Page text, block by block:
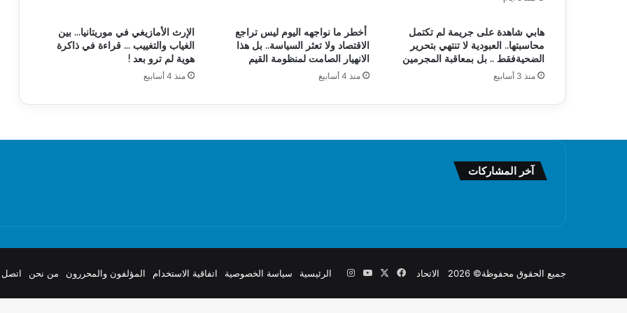
هابي شاهدة على جريمة لم تكتمل
محاسبتها.. العبودية لا تنتهي بتحرير
الضحيةفقط .. بل بمعاقبة المجرمين
منذ 3 أسابيع
أخطر ما نواجهه اليوم ليس تراجع
الاقتصاد ولا تعثر السياسة.. بل هذا
الانهيار الصامت لمنظومة القيم
منذ 4 أسابيع
الإرث الأمازيغي في موريتانيا… بين
الغياب والتغييب … قراءة في ذاكرة
هوية لم ترو بعد !
منذ 4 أسابيع
آخر المشاركات
جميع الحقوق محفوظة© 2026 الاتحاد الرئيسية سياسة الخصوصية اتفاقية الاستخدام المؤلفون والمحررون من نحن اتصل فيسبوك يوتيوبانستقرام